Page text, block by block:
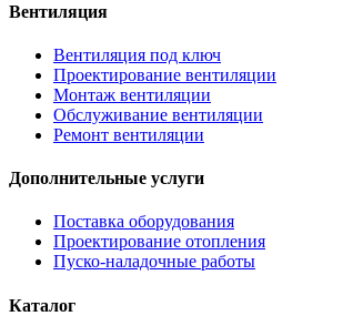
Вентиляция
Вентиляция под ключ
Проектирование вентиляции
Монтаж вентиляции
Обслуживание вентиляции
Ремонт вентиляции
Дополнительные услуги
Поставка оборудования
Проектирование отопления
Пуско-наладочные работы
Каталог